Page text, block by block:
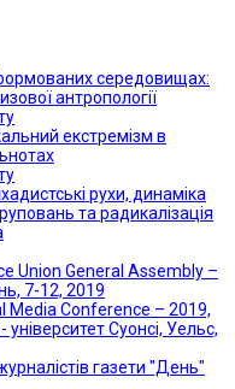
середовищах:
антропології
екстремізм в
рухи, динаміка
та радикалізація
Union General Assembly –
7-12, 2019
Media Conference – 2019,
Суонсі, Уельс,
газети "День"